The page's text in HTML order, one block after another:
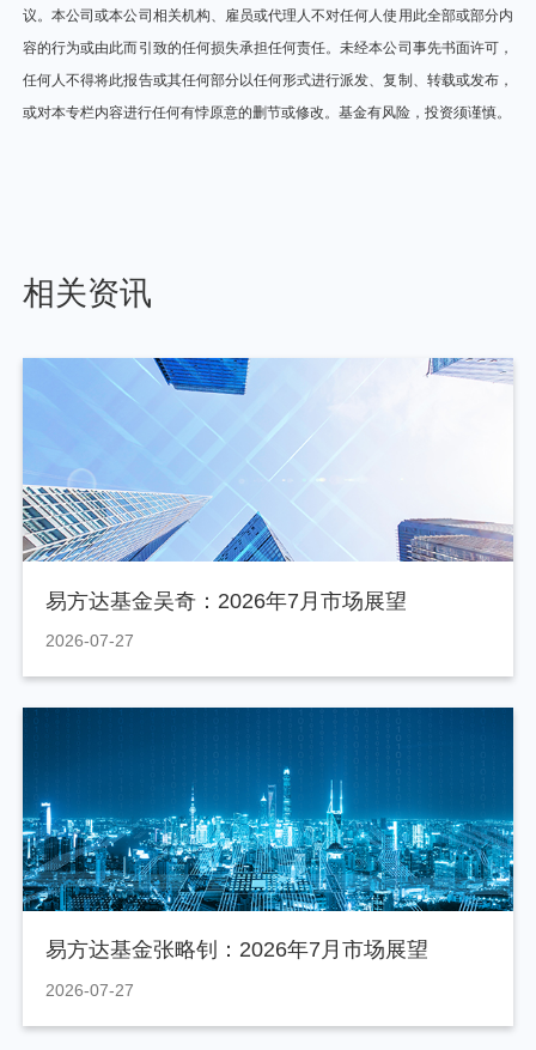
议。本公司或本公司相关机构、雇员或代理人不对任何人使用此全部或部分内
容的行为或由此而引致的任何损失承担任何责任。未经本公司事先书面许可，
任何人不得将此报告或其任何部分以任何形式进行派发、复制、转载或发布，
或对本专栏内容进行任何有悖原意的删节或修改。基金有风险，投资须谨慎。
相关资讯
易方达基金吴奇：2026年7月市场展望
2026-07-27
易方达基金张略钊：2026年7月市场展望
2026-07-27